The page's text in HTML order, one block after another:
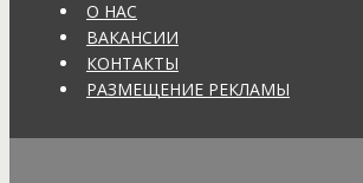
О НАС
ВАКАНСИИ
КОНТАКТЫ
РАЗМЕЩЕНИЕ РЕКЛАМЫ